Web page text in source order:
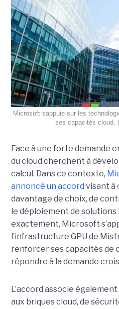
Microsoft sappuie sur les
ses capacités cloud.
Face à une forte demande
du cloud cherchent à
calcul. Dans ce contexte,
annoncé un accord visant à
davantage de choix, de
le déploiement de solutions
exactement, Microsoft
l’infrastructure GPU de
renforcer ses capacités de
répondre à la demande
L’accord associe
aux briques cloud, de